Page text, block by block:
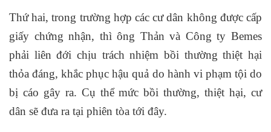
Thứ hai, trong trường hợp các cư dân không được cấp
giấy chứng nhận, thì ông Thản và Công ty Bemes
phải liên đới chịu trách nhiệm bồi thường thiệt hại
thỏa đáng, khắc phục hậu quả do hành vi phạm tội do
bị cáo gây ra. Cụ thể mức bồi thường, thiệt hại, cư
dân sẽ đưa ra tại phiên tòa tới đây.